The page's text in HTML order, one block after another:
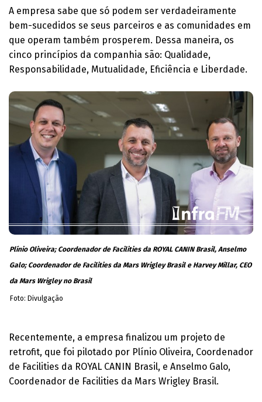
A empresa sabe que só podem ser verdadeiramente
bem-sucedidos se seus parceiros e as comunidades em
que operam também prosperem. Dessa maneira, os
cinco princípios da companhia são: Qualidade,
Responsabilidade, Mutualidade, Eficiência e Liberdade.
Plínio Oliveira; Coordenador de Facilities da ROYAL CANIN Brasil, Anselmo
Galo; Coordenador de Facilities da Mars Wrigley Brasil e Harvey Millar, CEO
da Mars Wrigley no Brasil
Foto: Divulgação
Recentemente, a empresa finalizou um projeto de
retrofit, que foi pilotado por Plínio Oliveira, Coordenador
de Facilities da ROYAL CANIN Brasil, e Anselmo Galo,
Coordenador de Facilities da Mars Wrigley Brasil.